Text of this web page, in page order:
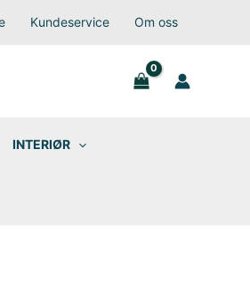
Kundeservice Om oss
INTERIØR